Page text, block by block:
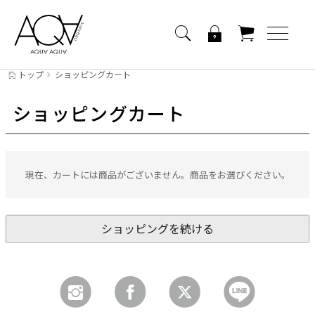
トップ ショッピングカート
ショッピングカート
現在、カートには商品がございません。商品をお選びください。
ショッピングを続ける